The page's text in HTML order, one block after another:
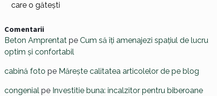
care o gătești
Comentarii
Beton Amprentatpe Cum să îți amenajezi spațiul de lucru
optim și confortabil
cabină foto pe Mărește calitatea articolelor de pe blog
congenialpe Investitie buna: incalzitor pentru biberoane